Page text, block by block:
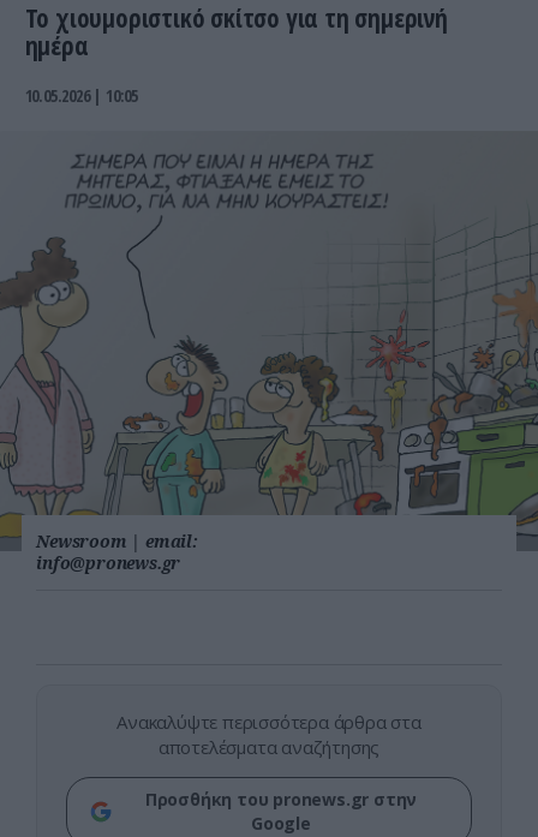
Το χιουμοριστικό σκίτσο για τη σημερινή
ημέρα
10.05.2026 | 10:05
Newsroom | email:
info@pronews.gr
Ανακαλύψτε περισσότερα άρθρα στα
αποτελέσματα αναζήτησης
Προσθήκη του pronews.gr στην
Google